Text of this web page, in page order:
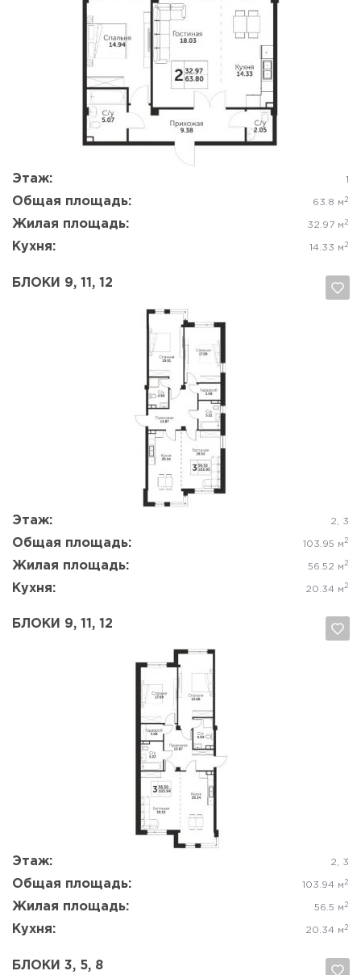
Этаж: 1
Общая площадь: 63.8 м 2
Жилая площадь: 32.97 м 2
Кухня: 14.33 м 2
Да, удалить Отмена
БЛОКИ 9, 11, 12
Этаж: 2, 3
Общая площадь: 103.95 м 2
Жилая площадь: 56.52 м 2
Кухня: 20.34 м 2
Да, удалить
БЛОКИ 9, 11, 12
Этаж: 2, 3
Общая площадь: 103.94 м 2
Жилая площадь: 56.5 м 2
Кухня: 20.34 м 2
Да, удалить Отмена
БЛОКИ 3, 5, 8